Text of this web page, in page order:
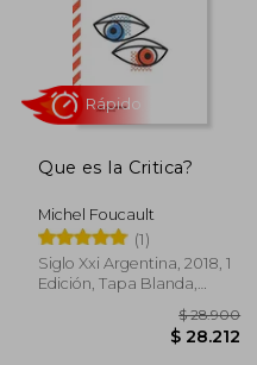
4%
dcto. $ 26.986
Rápido
Que es la Critica?
Michel Foucault
(1)
Siglo Xxi Argentina, 2018, 1
Edición, Tapa Blanda,